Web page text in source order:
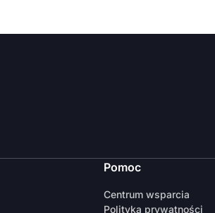
Pomoc
Centrum wsparcia
Polityka prywatności